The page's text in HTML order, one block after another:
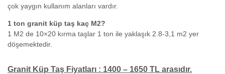
çok yaygın kullanım alanları vardır.
1 ton granit küp taş kaç M2?
1 M2 de 10×20 kırma taşlar 1 ton ile yaklaşık 2.8-3,1 m2 yer
döşemektedir.
Granit Küp Taş Fiyatları : 1400 – 1650 TL arasıdır.